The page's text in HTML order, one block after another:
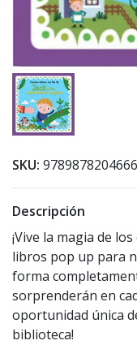
SKU: 9789878204666
Descripción
¡Vive la magia de
libros pop up para
forma
sorprenderán en
oportunidad única
biblioteca!